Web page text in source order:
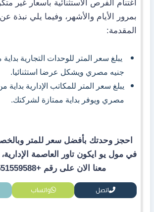
اغتنام الفرص الاستثنائية بأسعار غير
بمرور الأيام والأشهر، وفيما يلي نبذة عن
المقدمة:
يبلغ سعر المتر للوحدات التجارية
جنيه مصري ويشكل عرضا استثنائيا.
يبلغ سعر المتر للمكاتب الإدارية بداية
مصري ويوفر بداية ممتازة لشركتك.
احجز وحدتك بأفضل سعر للمتر
فيمول يو ايكون تاور العاصمة الإدارية،
معنا الان على رقم +201551559588.
اتصل واتساب